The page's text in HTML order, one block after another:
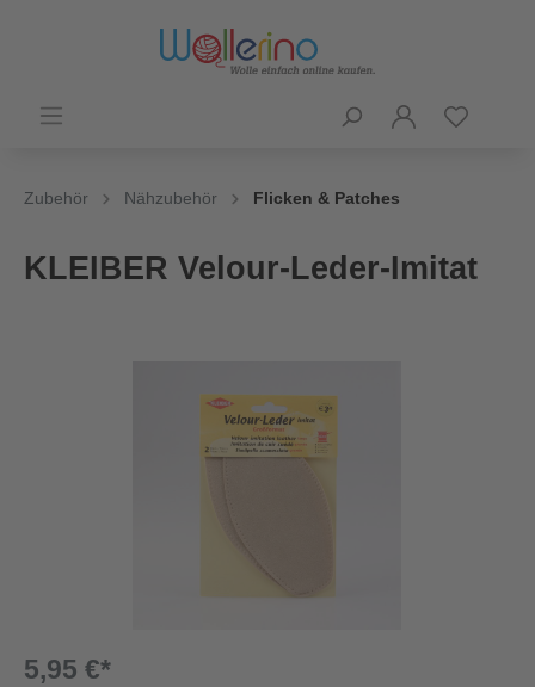
Zubehör Nähzubehör Flicken & Patches
KLEIBER Velour-Leder-Imitat
5,95 €*